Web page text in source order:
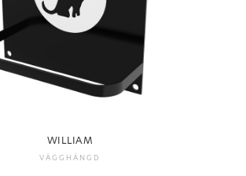
WILLIAM
VÄGGHÄNGD